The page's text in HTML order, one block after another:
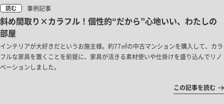
読む 事例記事
斜め間取り×カラフル！個性的“だから”心地いい、わたしの
部屋
インテリアが大好きだというお施主様。約77㎡の中古マンションを購入して、カラ
フルな家具を置くことを前提に、家具が活きる素材使いや仕掛けを盛り込んでリノ
ベーションしました。
この記事を読む